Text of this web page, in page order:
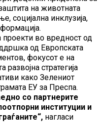
на животната
социјална инклузија,
во вредност од
од Европската
фокусот е на
стратегија
како Зелениот
ЕУ за Преспа.
со партнерите
институции и
нагласи